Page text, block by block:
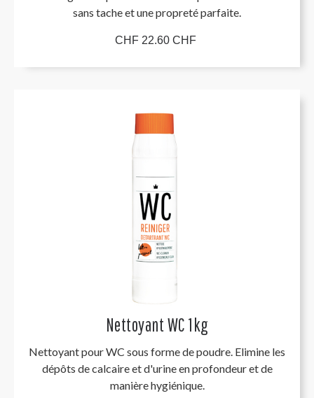
sans tache et une propreté parfaite.
CHF 22.60 CHF
Nettoyant WC 1kg
Nettoyant pour WC sous forme de poudre. Elimine les
dépôts de calcaire et d'urine en profondeur et de
manière hygiénique.